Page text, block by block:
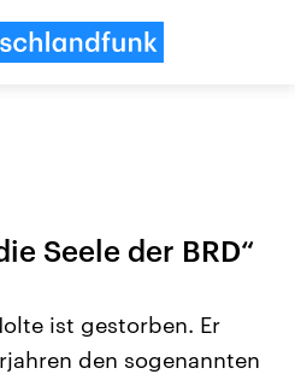
Seele der BRD“
ist gestorben. Er
den sogenannten